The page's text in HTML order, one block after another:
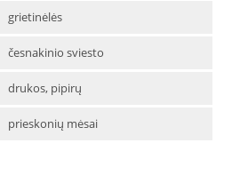
grietinėlės
česnakinio sviesto
drukos, pipirų
prieskonių mėsai